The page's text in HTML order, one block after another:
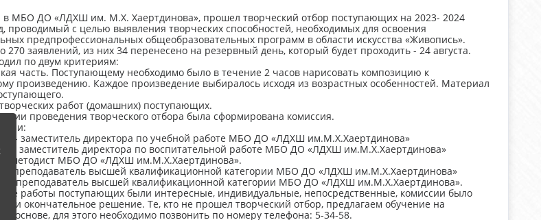
в МБО ДО «ЛДХШ им. М.Х. Хаертдинова», прошел творческий отбор поступающих на 2023- 2024
проводимый с целью выявления творческих способностей, необходимых для освоения
предпрофессиональных общеобразовательных программ в области искусства «Живопись».
270 заявлений, из них 34 перенесено на резервный день, который будет проходить - 24 августа.
по двум критериям:
часть. Поступающему необходимо было в течение 2 часов нарисовать композицию к
произведению. Каждое произведение выбиралось исходя из возрастных особенностей. Материал
работ (домашних) поступающих.
проведения творческого отбора была сформирована комиссия.
- заместитель директора по учебной работе МБО ДО «ЛДХШ им.М.Х.Хаертдинова»
– заместитель директора по воспитательной работе МБО ДО «ЛДХШ им.М.Х.Хаертдинова»
методист МБО ДО «ЛДХШ им.М.Х.Хаертдинова».
преподаватель высшей квалификационной категории МБО ДО «ЛДХШ им.М.Х.Хаертдинова»
- преподаватель высшей квалификационной категории МБО ДО «ЛДХШ им.М.Х.Хаертдинова».
работы поступающих были интересные, индивидуальные, непосредственные, комиссии было
окончательное решение. Те, кто не прошел творческий отбор, предлагаем обучение на
основе, для этого необходимо позвонить по номеру телефона: 5-34-58.